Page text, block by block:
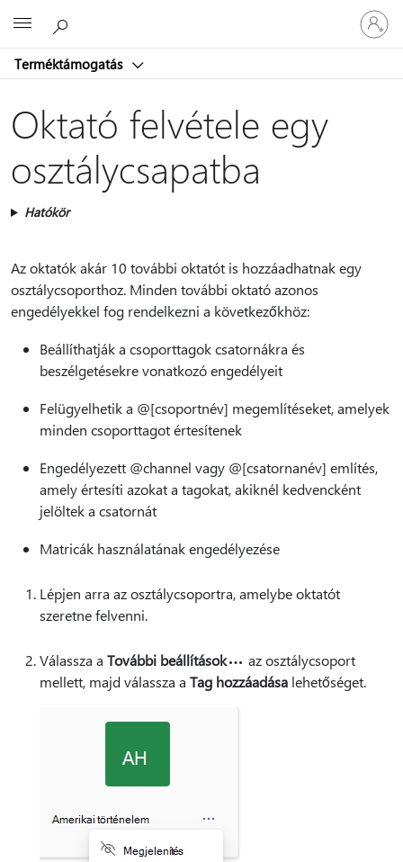
Terméktámogatás
be
a
Oktató felvétele egy
osztálycsapatba
Hatókör
Az oktatók akár 10 további oktatót is hozzáadhatnak egy
osztálycsoporthoz. Minden további oktató azonos
engedélyekkel fog rendelkezni a következőkhöz:
Beállíthatják a csoporttagok csatornákra és
beszélgetésekre vonatkozó engedélyeit
Felügyelhetik a @[csoportnév] megemlítéseket, amelyek
minden csoporttagot értesítenek
Engedélyezett @channel vagy @[csatornanév] említés,
amely értesíti azokat a tagokat, akiknél kedvencként
jelöltek a csatornát
Matricák használatának engedélyezése
Lépjen arra az osztálycsoportra, amelybe oktatót
szeretne felvenni.
Válassza a További beállítások
az osztálycsoport
mellett, majd válassza a Tag hozzáadása lehetőséget.